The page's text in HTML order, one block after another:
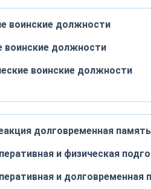
воинские должности
воинские должности
воинские должности
долговременная память
и физическая
и долговременная